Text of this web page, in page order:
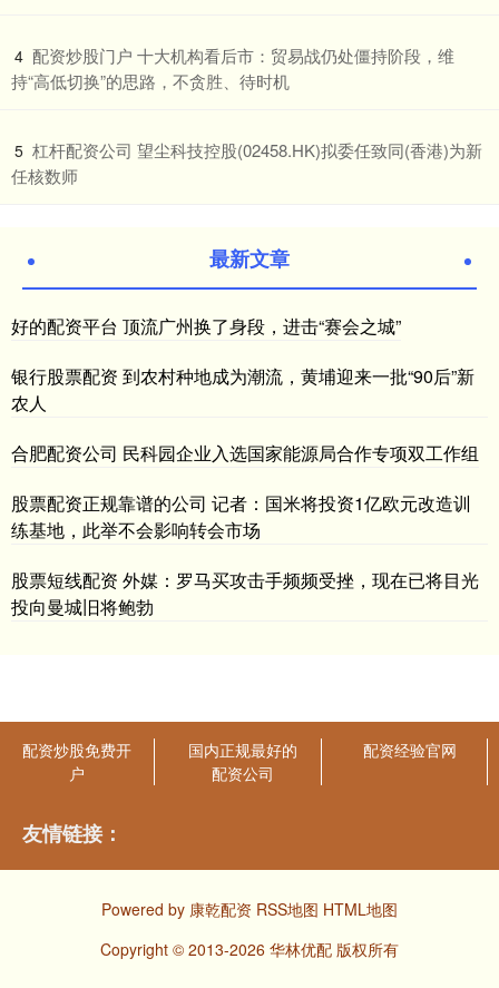
4 ​配资炒股门户 十大机构看后市：贸易战仍处僵持阶段，维
持“高低切换”的思路，不贪胜、待时机
5 ​杠杆配资公司 望尘科技控股(02458.HK)拟委任致同(香港)为新
任核数师
最新文章
好的配资平台 顶流广州换了身段，进击“赛会之城”
银行股票配资 到农村种地成为潮流，黄埔迎来一批“90后”新
农人
合肥配资公司 民科园企业入选国家能源局合作专项双工作组
股票配资正规靠谱的公司 记者：国米将投资1亿欧元改造训
练基地，此举不会影响转会市场
股票短线配资 外媒：罗马买攻击手频频受挫，现在已将目光
投向曼城旧将鲍勃
配资炒股免费开
户
国内正规最好的
配资公司
配资经验官网
友情链接：
Powered by 康乾配资 RSS地图 HTML地图
Copyright © 2013-2026 华林优配 版权所有